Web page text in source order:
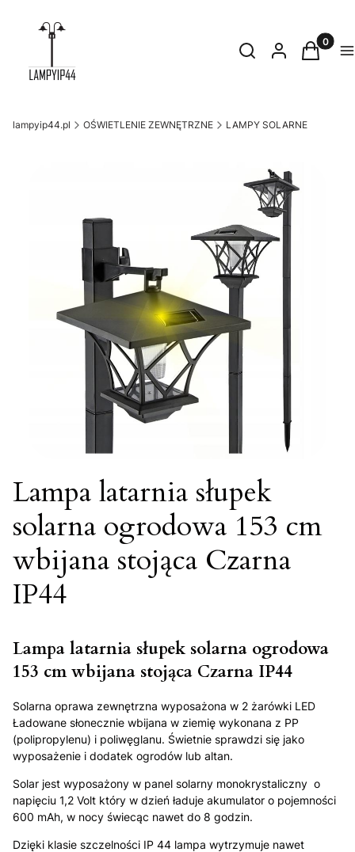
Otwórz
SzukajZaloguj sięKoszyk
lampyip44.pl OŚWIETLENIE ZEWNĘTRZNE LAMPY SOLARNE
Lampa latarnia słupek
solarna ogrodowa 153 cm
wbijana stojąca Czarna
IP44
Lampa latarnia słupek solarna ogrodowa
153 cm wbijana stojąca Czarna IP44
Solarna oprawa zewnętrzna wyposażona w 2 żarówki LED
Ładowane słonecznie wbijana w ziemię wykonana z PP
(polipropylenu) i poliwęglanu. Świetnie sprawdzi się jako
wyposażenie i dodatek ogrodów lub altan.
Solar jest wyposażony w panel solarny monokrystaliczny o
napięciu 1,2 Volt który w dzień ładuje akumulator o pojemności
600 mAh, w nocy świecąc nawet do 8 godzin.
Dzięki klasie szczelności IP 44 lampa wytrzymuje nawet